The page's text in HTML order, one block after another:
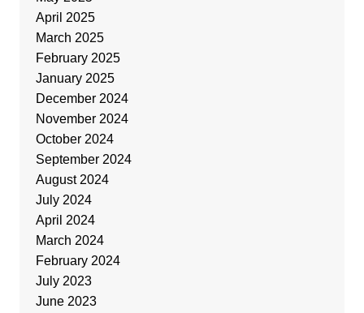
April 2025
March 2025
February 2025
January 2025
December 2024
November 2024
October 2024
September 2024
August 2024
July 2024
April 2024
March 2024
February 2024
July 2023
June 2023